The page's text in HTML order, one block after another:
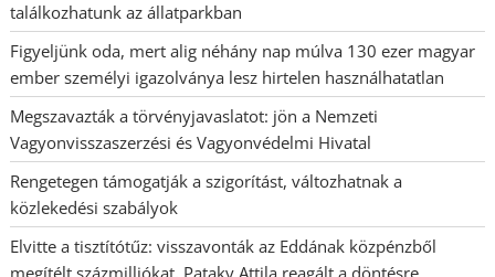
találkozhatunk az állatparkban
Figyeljünk oda, mert alig néhány nap múlva 130 ezer magyar
ember személyi igazolványa lesz hirtelen használhatatlan
Megszavazták a törvényjavaslatot: jön a Nemzeti
Vagyonvisszaszerzési és Vagyonvédelmi Hivatal
Rengetegen támogatják a szigorítást, változhatnak a
közlekedési szabályok
Elvitte a tisztítótűz: visszavonták az Eddának közpénzből
megítélt százmilliókat, Pataky Attila reagált a döntésre